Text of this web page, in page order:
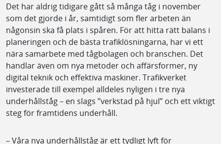
Det har aldrig tidigare gått så många tåg i november
som det gjorde i år, samtidigt som fler arbeten än
någonsin ska få plats i spåren. För att hitta rätt balans i
planeringen och de bästa trafiklösningarna, har vi ett
nära samarbete med tågbolagen och branschen. Det
handlar även om nya metoder och affärsformer, ny
digital teknik och effektiva maskiner. Trafikverket
investerade till exempel alldeles nyligen i tre nya
underhållståg – en slags ”verkstad på hjul” och ett viktigt
steg för framtidens underhåll.
– Våra nya underhållståg är ett tydligt lyft för